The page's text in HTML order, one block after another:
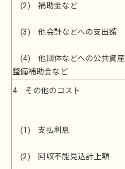
(2) 補助金など
(3) 他会計などへの支出額
(4) 他団体などへの公共資産
整備補助金など
4 その他のコスト
(1) 支払利息
(2) 回収不能見込計上額